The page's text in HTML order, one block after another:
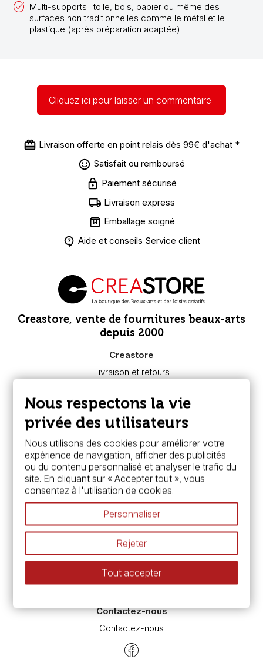
Multi-supports : toile, bois, papier ou même des
surfaces non traditionnelles comme le métal et le
plastique (après préparation adaptée).
Cliquez ici pour laisser un commentaire
Livraison offerte en point relais dès 99€ d'achat *
Satisfait ou remboursé
Paiement sécurisé
Livraison express
Emballage soigné
Aide et conseils Service client
Creastore, vente de fournitures beaux-arts
depuis 2000
Creastore
Livraison et retours
Paiement sécurisé
FAQ
Boutique à Angers
Services
Carte fidélité & avantages
Chèque cadeau, bon cadeaux
Devis & bon de commande
Pass culture - mode d'emploi
Nos promotions en cours
Espace conseils
L’aquarelle en tubes ou en godets ?
Le vocabulaire technique de l’aquarelle
Différence entre peinture Fine et Extra-fine
Préparer une toile pour peinture à l'huile et acrylique
Contactez-nous
Contactez-nous
Nous respectons la vie
privée des utilisateurs
Nous utilisons des cookies pour améliorer votre
expérience de navigation, afficher des publicités
ou du contenu personnalisé et analyser le trafic du
site. En cliquant sur « Accepter tout », vous
consentez à l'utilisation de cookies.
Personnaliser
Rejeter
Tout accepter